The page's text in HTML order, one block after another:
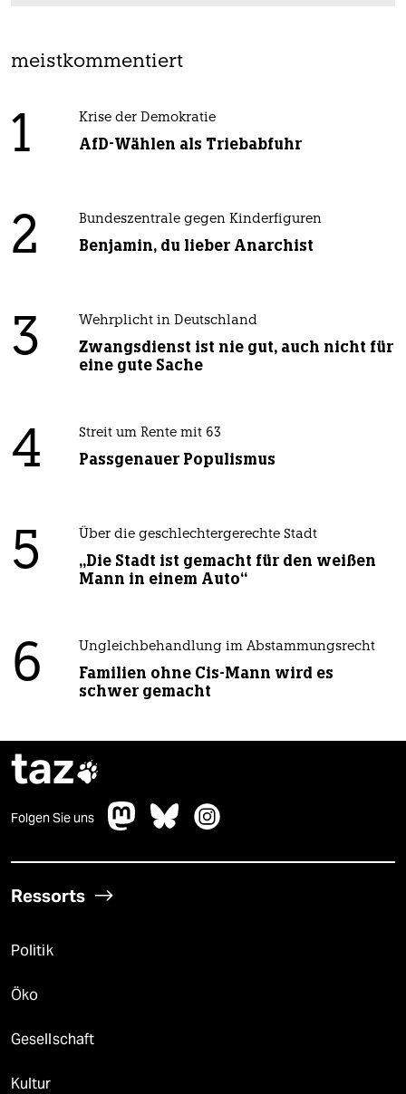
meistkommentiert
1 Krise der Demokratie
AfD-Wählen als Triebabfuhr
2 Bundeszentrale gegen Kinderfiguren
Benjamin, du lieber Anarchist
3 Wehrplicht in Deutschland
Zwangsdienst ist nie gut, auch nicht für
eine gute Sache
4 Streit um Rente mit 63
Passgenauer Populismus
5 Über die geschlechtergerechte Stadt
„Die Stadt ist gemacht für den weißen
Mann in einem Auto“
6 Ungleichbehandlung im Abstammungsrecht
Familien ohne Cis-Mann wird es
schwer gemacht
taz
Folgen Sie uns
Ressorts
Politik
Öko
Gesellschaft
Kultur